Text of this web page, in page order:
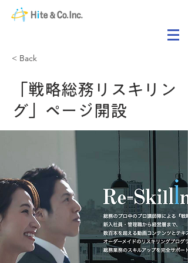
< Back
「戦略総務リスキリン
グ」ページ開設